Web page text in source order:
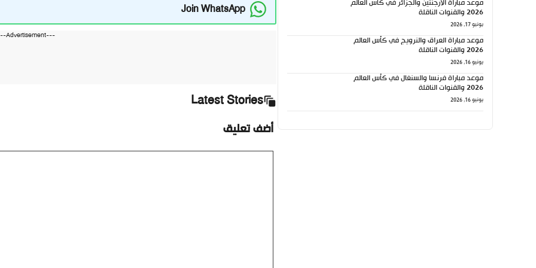
Join WhatsApp
---Advertisement---
Latest Stories
أضف تعليق
موعد مباراة الأرجنتين والجزائر في كأس العالم
2026 والقنوات الناقلة
يونيو 17, 2026
موعد مباراة العراق والنرويج في كأس العالم
2026 والقنوات الناقلة
يونيو 16, 2026
موعد مباراة فرنسا والسنغال في كأس العالم
2026 والقنوات الناقلة
يونيو 16, 2026